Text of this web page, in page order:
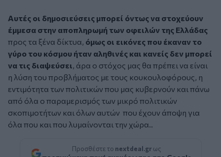
Αυτές οι δημοσιεύσεις μπορεί όντως να στοχεύουν
έμμεσα στην αποπληρωμή των οφειλών της Ελλάδας
προς τα ξένα δίκτυα, όμως οι εικόνες που έκαναν το
γύρο του κόσμου ήταν αληθινές και κανείς δεν μπορεί
να τις διαψεύσει, άρα ο στόχος μας θα πρέπει να είναι
η λύση του προβλήματος με τους κουκουλοφόρους, η
εντιμότητα των πολιτικών που μας κυβερνούν και πάνω
από όλα ο παραμερισμός των μικρό πολιτικών
σκοπιμοτήτων και όλων αυτών που έχουν άποψη για
όλα που και που λυμαίνονται την χώρα..
Προσθέστε το nextdeal.gr ως